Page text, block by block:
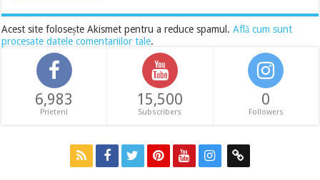
Acest site folosește Akismet pentru a reduce spamul.Află cum sunt
procesate datele comentariilor tale.
6,983
Prieteni
15,500
Subscribers
0
Followers